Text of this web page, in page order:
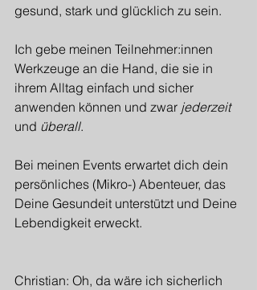
gesund, stark und glücklich zu sein.
Ich gebe meinen Teilnehmer:innen
Werkzeuge an die Hand, die sie in
ihrem Alltag einfach und sicher
anwenden können und zwar jederzeit
und überall.
Bei meinen Events erwartet dich dein
persönliches (Mikro-) Abenteuer, das
Deine Gesundeit unterstützt und Deine
Lebendigkeit erweckt.
Christian: Oh, da wäre ich sicherlich